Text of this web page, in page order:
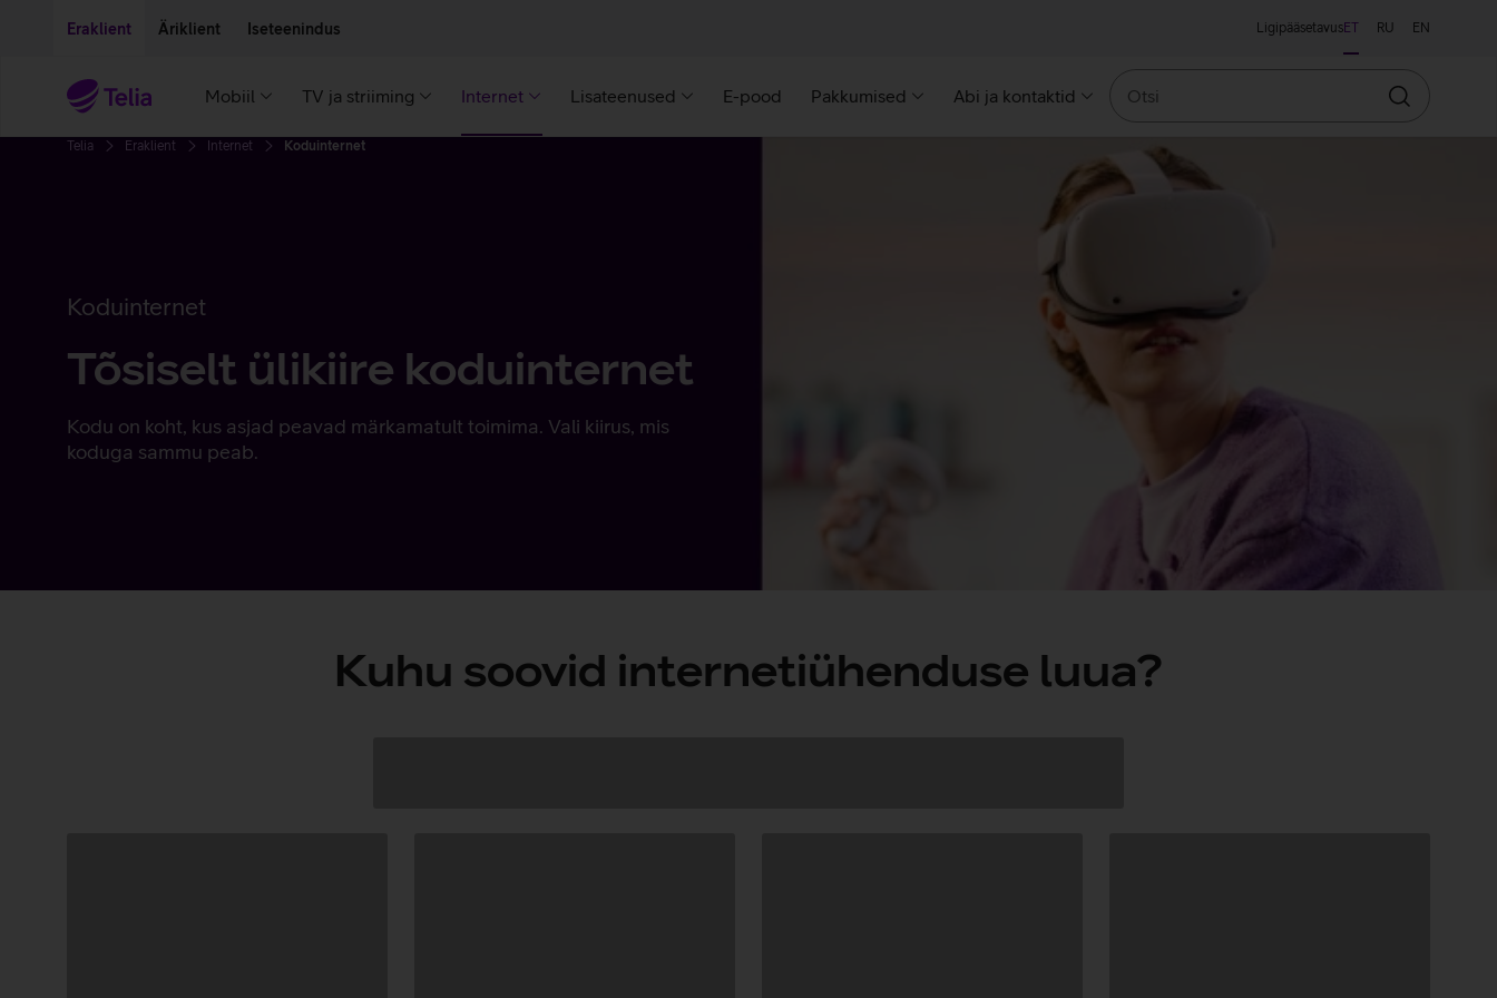
Eraklient Äriklient Iseteenindus LigipääsetavusET RU EN
Mobiil TV ja striiming Internet Lisateenused E-pood Pakkumised Abi ja kontaktid
Otsin
Telia Eraklient Internet Koduinternet
Koduinternet
Tõsiselt ülikiire koduinternet
Kodu on koht, kus asjad peavad märkamatult toimima. Vali kiirus, mis
koduga sammu peab.
Kuhu soovid internetiühenduse luua?